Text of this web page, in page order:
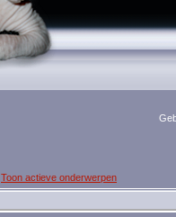
Toon actieve onderwerpen